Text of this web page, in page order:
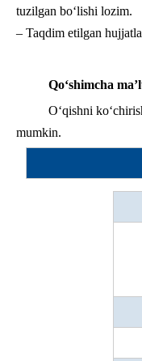
tuzilgan bo‘lishi lozim.
– Taqdim etilgan
Qo‘shimcha
O‘qishni
mumkin.